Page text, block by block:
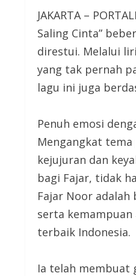
JAKARTA –
Saling Cinta”
direstui. Melalui
yang tak pernah
lagu ini juga
Penuh emosi
Mengangkat
kejujuran dan
bagi Fajar, tidak
Fajar Noor adalah
serta
terbaik Indonesia.
Ia telah membuat